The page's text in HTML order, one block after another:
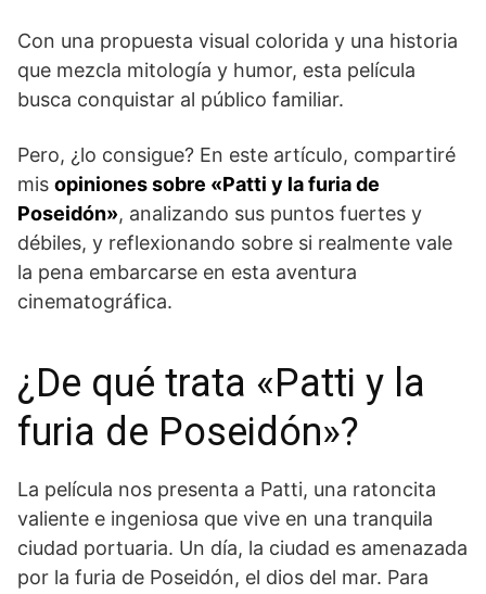
Con una propuesta visual colorida y una historia
que mezcla mitología y humor, esta película
busca conquistar al público familiar.
Pero, ¿lo consigue? En este artículo, compartiré
mis opiniones sobre «Patti y la furia de
Poseidón», analizando sus puntos fuertes y
débiles, y reflexionando sobre si realmente vale
la pena embarcarse en esta aventura
cinematográfica.
¿De qué trata «Patti y la
furia de Poseidón»?
La película nos presenta a Patti, una ratoncita
valiente e ingeniosa que vive en una tranquila
ciudad portuaria. Un día, la ciudad es amenazada
por la furia de Poseidón, el dios del mar. Para